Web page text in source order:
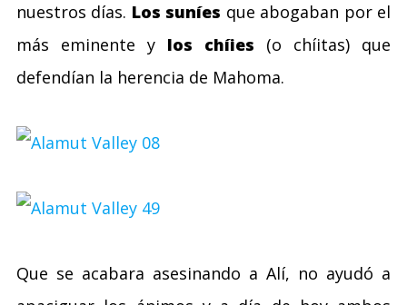
nuestros días. Los suníes que abogaban por el
más eminente y los chíies (o chíitas) que
defendían la herencia de Mahoma.
Que se acabara asesinando a Alí, no ayudó a